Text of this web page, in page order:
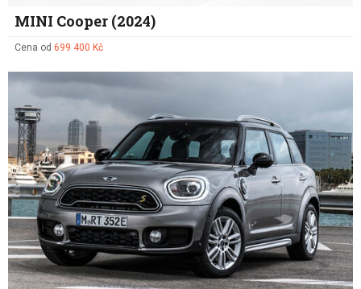
MINI Cooper (2024)
Cena od 699 400 Kč